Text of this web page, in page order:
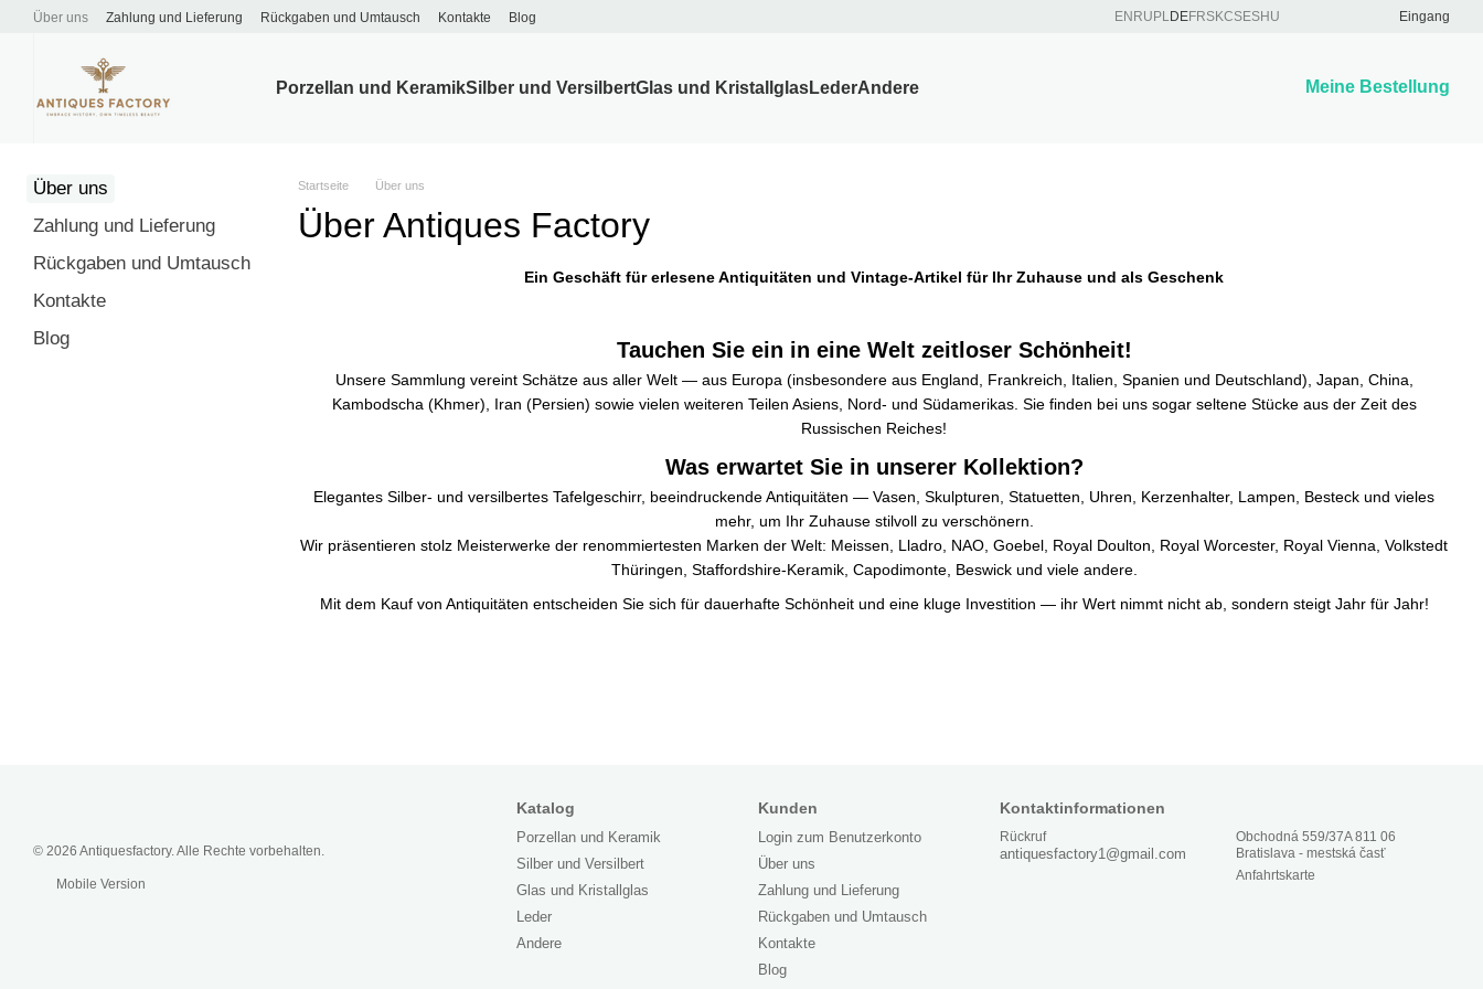
Перейти к основному контенту
Über uns Zahlung und Lieferung Rückgaben und Umtausch Kontakte Blog EN RU PLDEFRSKCSESHU Eingang
Porzellan und KeramikSilber und VersilbertGlas und KristallglasLederAndere Meine Bestellung
Startseite Über uns
Über Antiques Factory
Ein Geschäft für erlesene Antiquitäten und Vintage-Artikel für Ihr Zuhause und als Geschenk
Tauchen Sie ein in eine Welt zeitloser Schönheit!
Unsere Sammlung vereint Schätze aus aller Welt — aus Europa (insbesondere aus England, Frankreich, Italien, Spanien und Deutschland), Japan, China,
Kambodscha (Khmer), Iran (Persien) sowie vielen weiteren Teilen Asiens, Nord- und Südamerikas. Sie finden bei uns sogar seltene Stücke aus der Zeit des
Russischen Reiches!
Was erwartet Sie in unserer Kollektion?
Elegantes Silber- und versilbertes Tafelgeschirr, beeindruckende Antiquitäten — Vasen, Skulpturen, Statuetten, Uhren, Kerzenhalter, Lampen, Besteck und vieles
mehr, um Ihr Zuhause stilvoll zu verschönern.
Wir präsentieren stolz Meisterwerke der renommiertesten Marken der Welt: Meissen, Lladro, NAO, Goebel, Royal Doulton, Royal Worcester, Royal Vienna, Volkstedt
Thüringen, Staffordshire-Keramik, Capodimonte, Beswick und viele andere.
Mit dem Kauf von Antiquitäten entscheiden Sie sich für dauerhafte Schönheit und eine kluge Investition — ihr Wert nimmt nicht ab, sondern steigt Jahr für Jahr!
Über uns
Zahlung und Lieferung
Rückgaben und Umtausch
Kontakte
Blog
© 2026 Antiquesfactory. Alle Rechte vorbehalten.
Mobile Version
Katalog
Porzellan und Keramik
Silber und Versilbert
Glas und Kristallglas
Leder
Andere
Kunden
Login zum Benutzerkonto
Über uns
Zahlung und Lieferung
Rückgaben und Umtausch
Kontakte
Blog
Kontaktinformationen
Rückruf
antiquesfactory1@gmail.com
Obchodná 559/37A 811 06
Bratislava - mestská časť
Anfahrtskarte